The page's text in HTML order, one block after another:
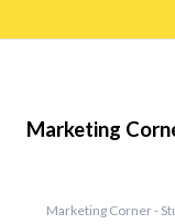
Marketing
Marketing Corner -